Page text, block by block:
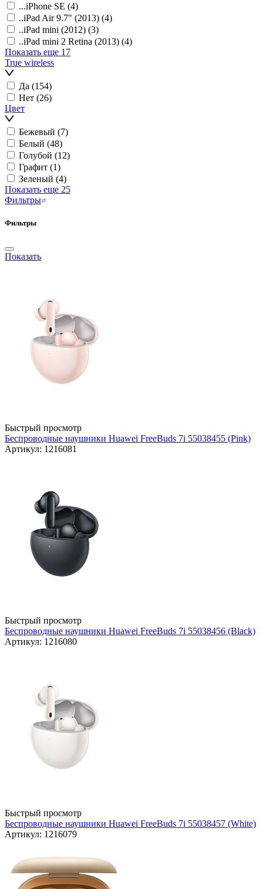
...iPhone SE (4)
..iPad Air 9.7" (2013) (4)
..iPad mini (2012) (3)
..iPad mini 2 Retina (2013) (4)
Показать еще 17
True wireless
Да (154)
Нет (26)
Цвет
Бежевый (7)
Белый (48)
Голубой (12)
Графит (1)
Зеленый (4)
Показать еще 25
Фильтры
Фильтры
Показать
Быстрый просмотр
Беспроводные наушники Huawei FreeBuds 7i 55038455 (Pink)
Артикул: 1216081
Быстрый просмотр
Беспроводные наушники Huawei FreeBuds 7i 55038456 (Black)
Артикул: 1216080
Быстрый просмотр
Беспроводные наушники Huawei FreeBuds 7i 55038457 (White)
Артикул: 1216079